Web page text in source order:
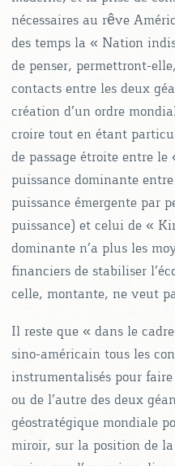
nécessaires au rêve
des temps la « Nation
de penser, permettront-
contacts entre les deux
création d’un ordre
croire tout en étant
de passage étroite entre
puissance dominante
puissance émergente par
puissance) et celui de «
dominante n’a plus les
financiers de stabiliser
celle, montante, ne veut
Il reste que « dans le
sino-américain tous les
instrumentalisés pour
ou de l’autre des deux
géostratégique mondiale
miroir, sur la position de